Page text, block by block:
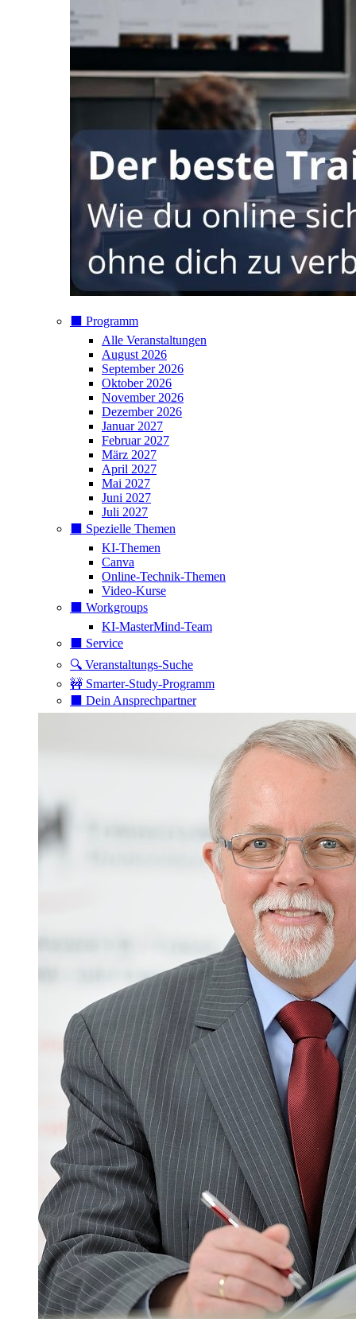
⬛️ Programm
Alle Veranstaltungen
August 2026
September 2026
Oktober 2026
November 2026
Dezember 2026
Januar 2027
Februar 2027
März 2027
April 2027
Mai 2027
Juni 2027
Juli 2027
⬛️ Spezielle Themen
KI-Themen
Canva
Online-Technik-Themen
Video-Kurse
⬛️ Workgroups
KI-MasterMind-Team
⬛️ Service
🔍 Veranstaltungs-Suche
🚧 Smarter-Study-Programm
⬛️ Dein Ansprechpartner